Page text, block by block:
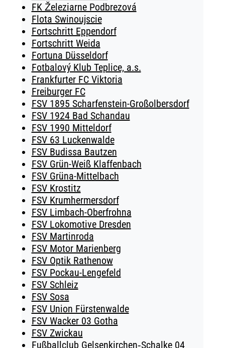
FK Železiarne Podbrezová
Flota Swinoujscie
Fortschritt Eppendorf
Fortschritt Weida
Fortuna Düsseldorf
Fotbalový Klub Teplice, a.s.
Frankfurter FC Viktoria
Freiburger FC
FSV 1895 Scharfenstein-Großolbersdorf
FSV 1924 Bad Schandau
FSV 1990 Mitteldorf
FSV 63 Luckenwalde
FSV Budissa Bautzen
FSV Grün-Weiß Klaffenbach
FSV Grüna-Mittelbach
FSV Krostitz
FSV Krumhermersdorf
FSV Limbach-Oberfrohna
FSV Lokomotive Dresden
FSV Martinroda
FSV Motor Marienberg
FSV Optik Rathenow
FSV Pockau-Lengefeld
FSV Schleiz
FSV Sosa
FSV Union Fürstenwalde
FSV Wacker 03 Gotha
FSV Zwickau
Fußballclub Gelsenkirchen‑Schalke 04